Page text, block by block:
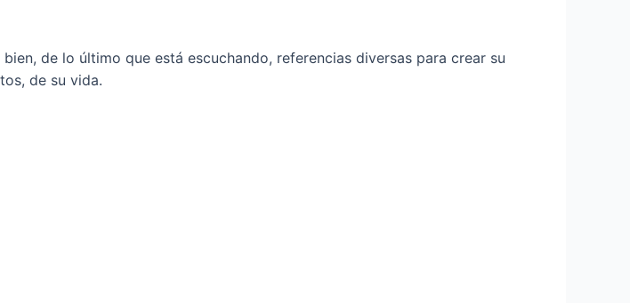
de lo último que está escuchando, referencias diversas para crear su
de su vida.